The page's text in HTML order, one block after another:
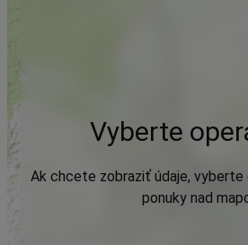
Vyberte
Ak chcete zobraziť údaje,
ponuky nad